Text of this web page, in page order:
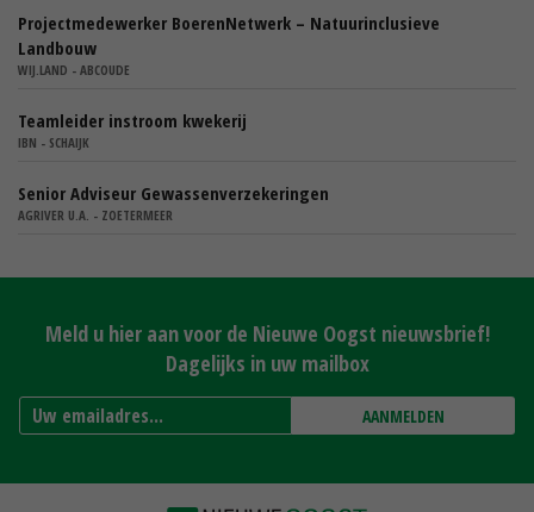
Projectmedewerker BoerenNetwerk – Natuurinclusieve
Landbouw
WIJ.LAND - ABCOUDE
Teamleider instroom kwekerij
IBN - SCHAIJK
Senior Adviseur Gewassenverzekeringen
AGRIVER U.A. - ZOETERMEER
Meld u hier aan voor de Nieuwe Oogst nieuwsbrief!
Dagelijks in uw mailbox
AANMELDEN